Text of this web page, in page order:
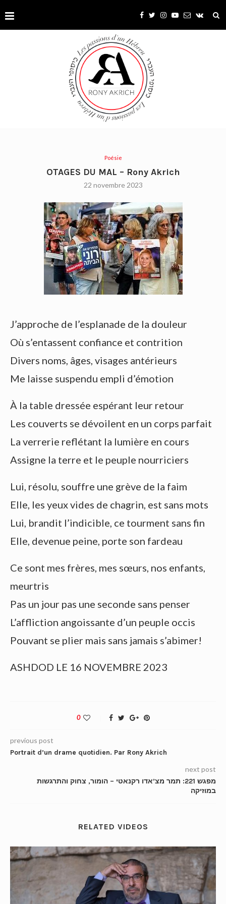
Poésie
OTAGES DU MAL – Rony Akrich
22 novembre 2023
J’approche de l’esplanade de la douleur
Où s’entassent confiance et contrition
Divers noms, âges, visages antérieurs
Me laisse suspendu empli d’émotion
À la table dressée espérant leur retour
Les couverts se dévoilent en un corps parfait
La verrerie reflétant la lumière en cours
Assigne la terre et le peuple nourriciers
Lui, résolu, souffre une grève de la faim
Elle, les yeux vides de chagrin, est sans mots
Lui, brandit l’indicible, ce tourment sans fin
Elle, devenue peine, porte son fardeau
Ce sont mes frères, mes sœurs, nos enfants,
meurtris
Pas un jour pas une seconde sans penser
L’affliction angoissante d’un peuple occis
Pouvant se plier mais sans jamais s’abimer!
ASHDOD LE 16 NOVEMBRE 2023
0
previous post
Portrait d’un drame quotidien. Par Rony Akrich
next post
מפגש 221: תמר מצ’אדו רקנאטי – הומור, צחוק והתרגשות
במוזיקה
RELATED VIDEOS